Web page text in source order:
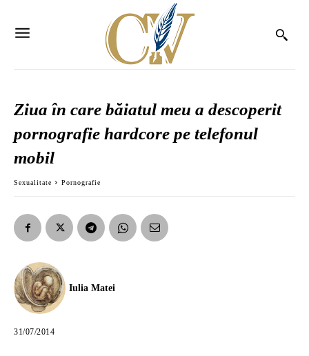
Ziua în care băiatul meu a descoperit
pornografie hardcore pe telefonul
mobil
Sexualitate Pornografie
Iulia Matei
31/07/2014